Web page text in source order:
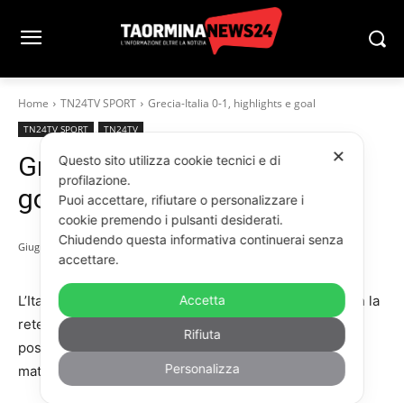
Home TN24TV SPORT Grecia-Italia 0-1, highlights e goal
TN24TV SPORT TN24TV
Grecia-Italia 0-1, highlights e
goal
Giugno 8, 2026
L’Italia di Silvio Baldini vince l’amichevole in Grecia con la
rete di Pio Esposito. Finisce 1-0 e arrivano indicazioni
positive per il nuovo corso azzurro. Gli highlights del
match.
✕
Questo sito utilizza cookie tecnici e di
profilazione.
Puoi accettare, rifiutare o personalizzare i
cookie premendo i pulsanti desiderati.
Chiudendo questa informativa continuerai senza
accettare.
Accetta
Rifiuta
Personalizza